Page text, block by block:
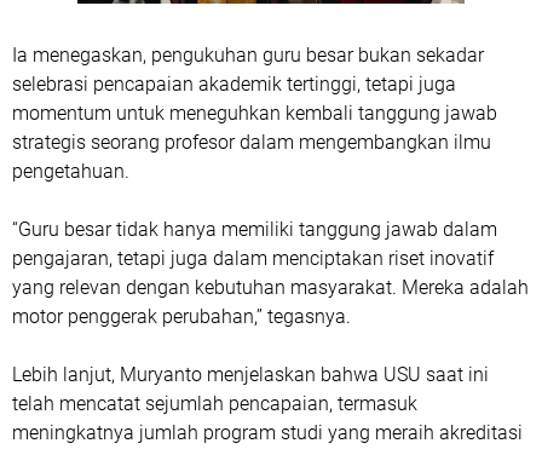
Ia menegaskan, pengukuhan guru besar bukan sekadar
selebrasi pencapaian akademik tertinggi, tetapi juga
momentum untuk meneguhkan kembali tanggung jawab
strategis seorang profesor dalam mengembangkan ilmu
pengetahuan.
“Guru besar tidak hanya memiliki tanggung jawab dalam
pengajaran, tetapi juga dalam menciptakan riset inovatif
yang relevan dengan kebutuhan masyarakat. Mereka adalah
motor penggerak perubahan,” tegasnya.
Lebih lanjut, Muryanto menjelaskan bahwa USU saat ini
telah mencatat sejumlah pencapaian, termasuk
meningkatnya jumlah program studi yang meraih akreditasi